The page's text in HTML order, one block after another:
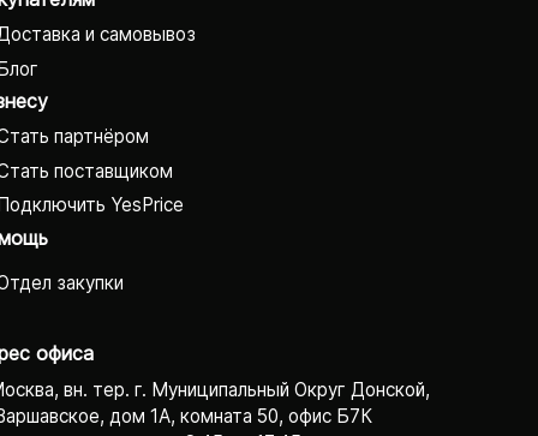
и самовывоз
партнёром
поставщиком
YesPrice
закупки
офиса
вн. тер. г. Муниципальный Округ Донской,
дом 1А, комната 50, офис Б7К